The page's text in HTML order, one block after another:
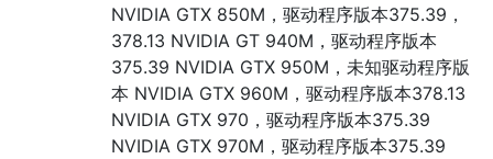
NVIDIA GTX 850M，驱动程序版本375.39，
378.13 NVIDIA GT 940M，驱动程序版本
375.39 NVIDIA GTX 950M，未知驱动程序版
本 NVIDIA GTX 960M，驱动程序版本378.13
NVIDIA GTX 970，驱动程序版本375.39
NVIDIA GTX 970M，驱动程序版本375.39